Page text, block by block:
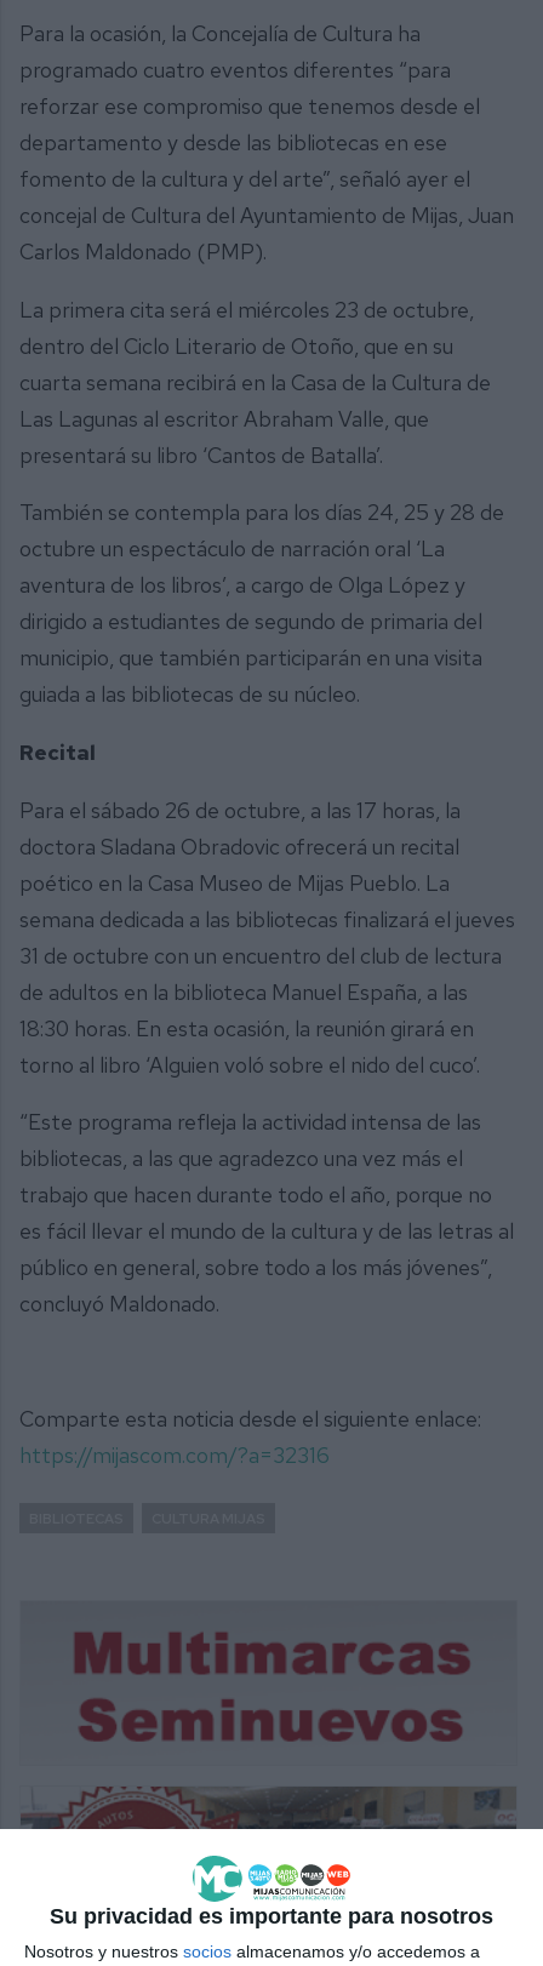
Su privacidad es importante para nosotros
Nosotros y nuestros socios almacenamos y/o accedemos a
Para la ocasión, la Concejalía de Cultura ha
programado cuatro eventos diferentes “para
reforzar ese compromiso que tenemos desde el
departamento y desde las bibliotecas en ese
fomento de la cultura y del arte”, señaló ayer el
concejal de Cultura del Ayuntamiento de Mijas, Juan
Carlos Maldonado (PMP).
La primera cita será el miércoles 23 de octubre,
dentro del Ciclo Literario de Otoño, que en su
cuarta semana recibirá en la Casa de la Cultura de
Las Lagunas al escritor Abraham Valle, que
presentará su libro ‘Cantos de Batalla’.
También se contempla para los días 24, 25 y 28 de
octubre un espectáculo de narración oral ‘La
aventura de los libros’, a cargo de Olga López y
dirigido a estudiantes de segundo de primaria del
municipio, que también participarán en una visita
guiada a las bibliotecas de su núcleo.
Recital
Para el sábado 26 de octubre, a las 17 horas, la
doctora Sladana Obradovic ofrecerá un recital
poético en la Casa Museo de Mijas Pueblo. La
semana dedicada a las bibliotecas finalizará el jueves
31 de octubre con un encuentro del club de lectura
de adultos en la biblioteca Manuel España, a las
18:30 horas. En esta ocasión, la reunión girará en
torno al libro ‘Alguien voló sobre el nido del cuco’.
“Este programa refleja la actividad intensa de las
bibliotecas, a las que agradezco una vez más el
trabajo que hacen durante todo el año, porque no
es fácil llevar el mundo de la cultura y de las letras al
público en general, sobre todo a los más jóvenes”,
concluyó Maldonado.
Comparte esta noticia desde el siguiente enlace:
https://mijascom.com/?a=32316